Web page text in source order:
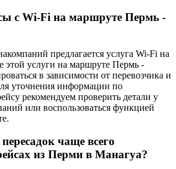
с Wi-Fi на маршруте Пермь -
предлагается услуга Wi-Fi на
этой услуги на маршруте Пермь -
в зависимости от перевозчика и
уточнения информации по
рекомендуем проверить детали у
или воспользоваться функцией
чаще всего
из Перми в Манагуа?